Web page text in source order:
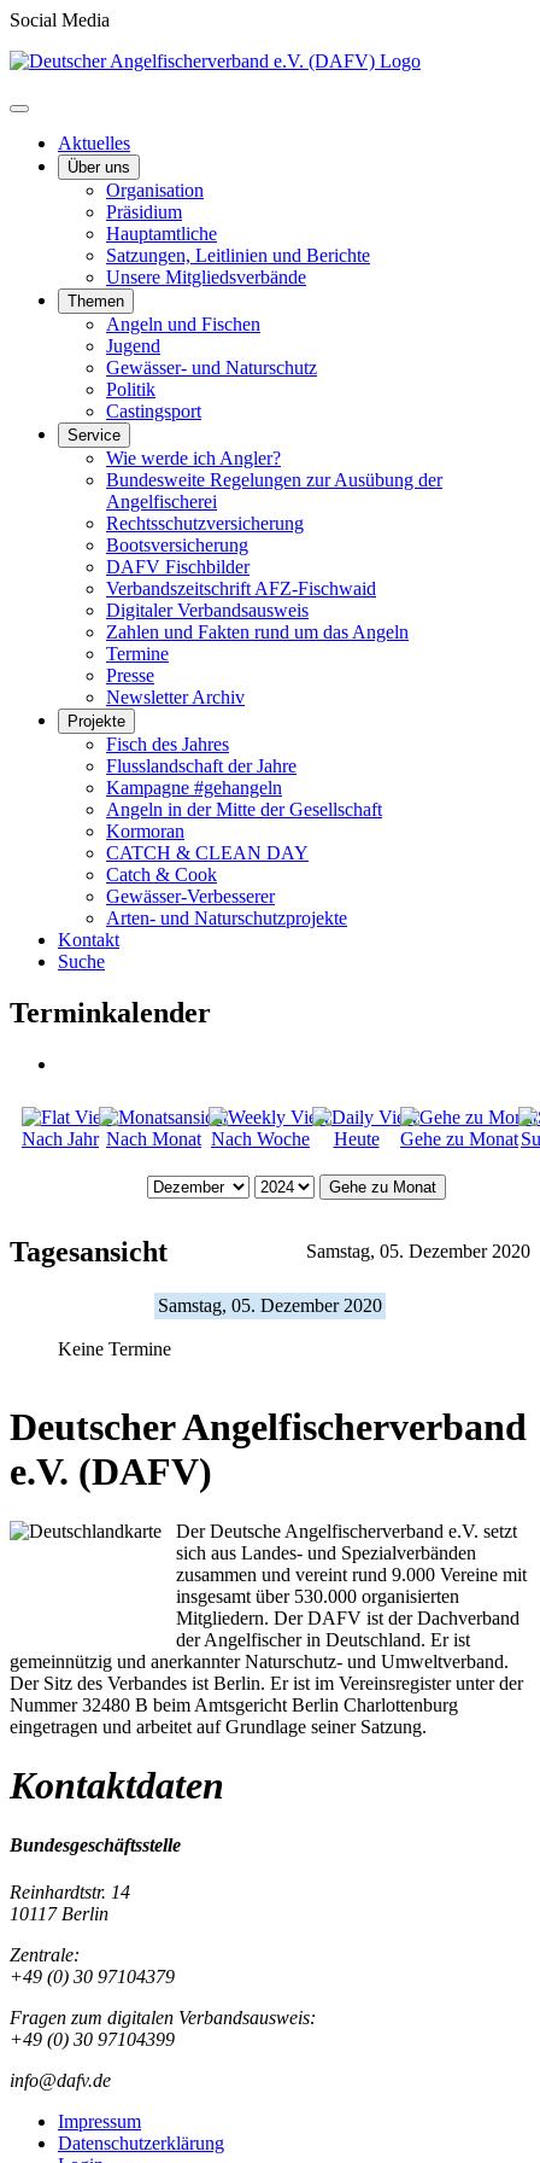
Social Media
Aktuelles
Über uns
Organisation
Präsidium
Hauptamtliche
Satzungen, Leitlinien und Berichte
Unsere Mitgliedsverbände
Themen
Angeln und Fischen
Jugend
Gewässer- und Naturschutz
Politik
Castingsport
Service
Wie werde ich Angler?
Bundesweite Regelungen zur Ausübung der
Angelfischerei
Rechtsschutzversicherung
Bootsversicherung
DAFV Fischbilder
Verbandszeitschrift AFZ-Fischwaid
Digitaler Verbandsausweis
Zahlen und Fakten rund um das Angeln
Termine
Presse
Newsletter Archiv
Projekte
Fisch des Jahres
Flusslandschaft der Jahre
Kampagne #gehangeln
Angeln in der Mitte der Gesellschaft
Kormoran
CATCH & CLEAN DAY
Catch & Cook
Gewässer-Verbesserer
Arten- und Naturschutzprojekte
Kontakt
Suche
Terminkalender
Nach Jahr Nach Monat Nach Woche Heute Gehe zu Monat
Gehe zu Monat
Tagesansicht Samstag, 05. Dezember 2020
Samstag, 05. Dezember 2020
Keine Termine
Deutscher Angelfischerverband
e.V. (DAFV)
Der Deutsche Angelfischerverband e.V. setzt
sich aus Landes- und Spezialverbänden
zusammen und vereint rund 9.000 Vereine mit
insgesamt über 530.000 organisierten
Mitgliedern. Der DAFV ist der Dachverband
der Angelfischer in Deutschland. Er ist
gemeinnützig und anerkannter Naturschutz- und Umweltverband.
Der Sitz des Verbandes ist Berlin. Er ist im Vereinsregister unter der
Nummer 32480 B beim Amtsgericht Berlin Charlottenburg
eingetragen und arbeitet auf Grundlage seiner Satzung.
Kontaktdaten
Bundesgeschäftsstelle
Reinhardtstr. 14
10117 Berlin
Zentrale:
+49 (0) 30 97104379
Fragen zum digitalen Verbandsausweis:
+49 (0) 30 97104399
info@dafv.de
Impressum
Datenschutzerklärung